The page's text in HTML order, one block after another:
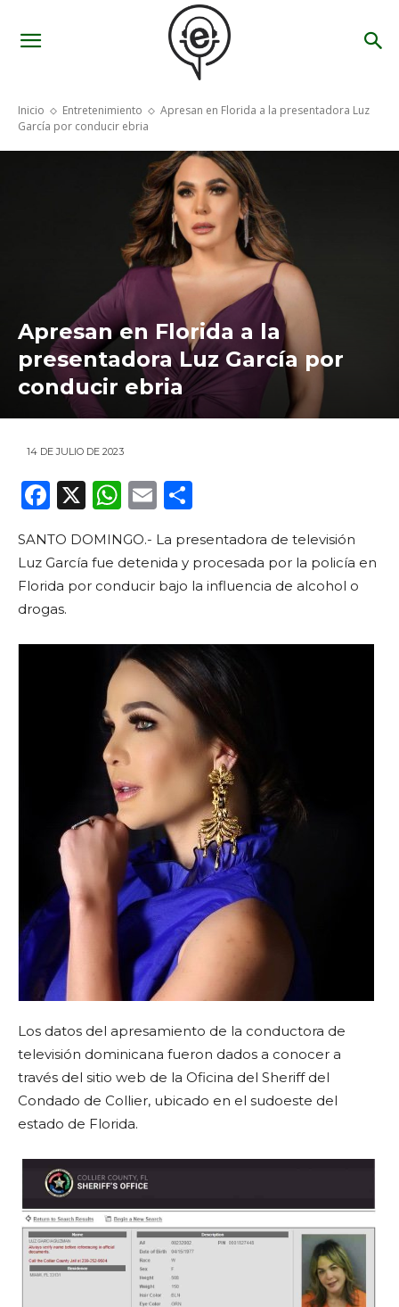
Inicio Entretenimiento
Apresan en Florida a la presentadora Luz
García por conducir ebria
Apresan en Florida a la
presentadora Luz García por
conducir ebria
14 DE JULIO DE 2023
F
c
e
b
o
X
W
a
ts
p
p
E
ai
l
m
p
ti
r
SANTO DOMINGO.- La presentadora de televisión
Luz García fue detenida y procesada por la policía en
Florida por conducir bajo la influencia de alcohol o
drogas.
Los datos del apresamiento de la conductora de
televisión dominicana fueron dados a conocer a
través del sitio web de la Oficina del Sheriff del
Condado de Collier, ubicado en el sudoeste del
estado de Florida.